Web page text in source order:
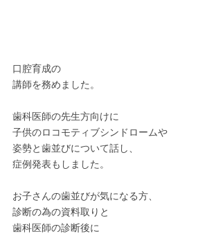
口腔育成の
講師を務めました。
歯科医師の先生方向けに
子供のロコモティブシンドロームや
姿勢と歯並びについて話し、
症例発表もしました。
お子さんの歯並びが気になる方、
診断の為の資料取りと
歯科医師の診断後に